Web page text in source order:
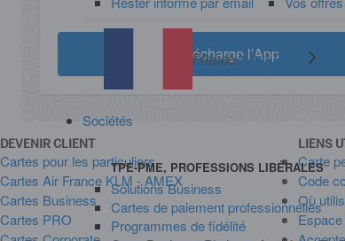
FranceAutre Pays
Sociétés
TPE-PME, PROFESSIONS LIBÉRALES
Solutions Business
Cartes de paiement professionnelles
Programmes de fidélité
Je télécharge l’App
DEVENIR CLIENT
Cartes pour les particuliers
Cartes Air France KLM - AMEX
Cartes Business
Cartes PRO
LIENS
Carte
Code
Où